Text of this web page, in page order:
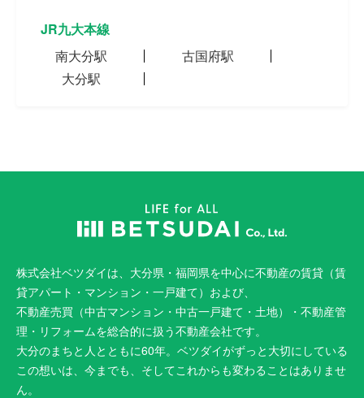
JR九大本線
南大分駅
古国府駅
大分駅
株式会社ベツダイは、大分県・福岡県を中心に不動産の賃貸（賃
貸アパート・マンション・一戸建て）および、
不動産売買（中古マンション・中古一戸建て・土地）・不動産管
理・リフォームを総合的に扱う不動産会社です。
大分のまちと人とともに60年。ベツダイがずっと大切にしている
この想いは、今までも、そしてこれからも変わることはありませ
ん。